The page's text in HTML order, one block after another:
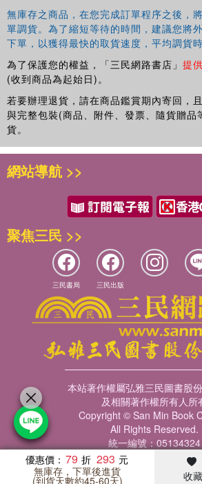
無庫存之商品，在您完成訂單程序之後，
單調貨。為了縮短等待的時間，建議您將
下單，以獲得最快的取貨速度，平均調貨
為了保護您的權益，「三民網路書店」 提
(收到商品為起始日)。
若要辦理退貨，請在商品鑑賞期內寄回，
與完整包裝(商品、附件、發票、隨貨贈品
貨。
優惠價： 79 293
無庫存，下單後進貨
(到貨天數約45-60天) 收藏
暢銷榜 客服中心
網站導航 >>
聚焦三民 >>
三民書局 三民出版
本站著作權屬弘雅三民圖書股
及相關著作權所有人所
Copyright © San Min Book
All Rights Reserved.
統一編號：05134324